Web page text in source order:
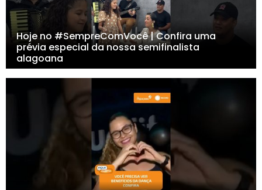
Hoje no #SempreComVocê | Confira uma
prévia especial da nossa semifinalista
alagoana